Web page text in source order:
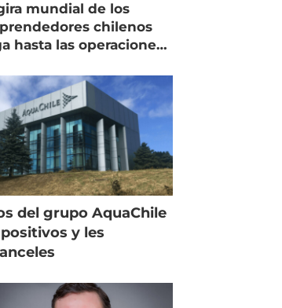
mundial de los
chilenos
hasta las operaciones
del grupo AquaChile
y les